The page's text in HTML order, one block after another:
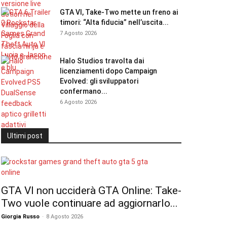
GTA VI, Take-Two mette un freno ai
timori: “Alta fiducia” nell’uscita...
7 Agosto 2026
Halo Studios travolta dai
licenziamenti dopo Campaign
Evolved: gli sviluppatori
confermano...
6 Agosto 2026
Ultimi post
GTA VI non ucciderà GTA Online: Take-
Two vuole continuare ad aggiornarlo...
Giorgia Russo - 8 Agosto 2026